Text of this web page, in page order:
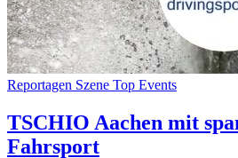
Reportagen Szene Top Events
TSCHIO Aachen mit
Fahrsport